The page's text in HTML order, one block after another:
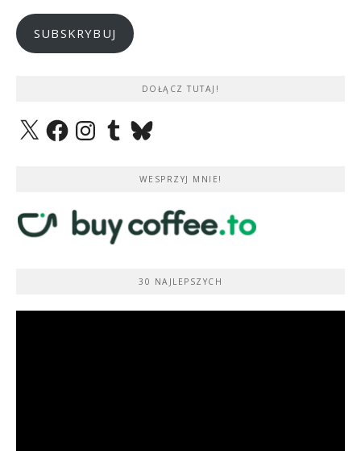
SUBSKRYBUJ
DOŁĄCZ TUTAJ!
X FacebookInstagramTumblrBluesky
WESPRZYJ MNIE!
30 NAJLEPSZYCH